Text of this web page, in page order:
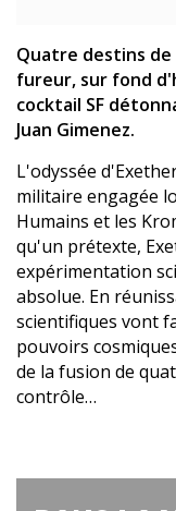
Quatre destins
fureur, sur fond
cocktail SF
Juan Gimenez.
L'odyssée
militaire engagée
Humains et les
qu'un prétexte,
expérimentation
absolue. En
scientifiques vont
pouvoirs
de la fusion de
contrôle…